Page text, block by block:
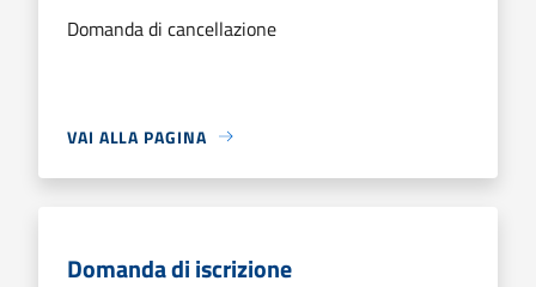
Domanda di cancellazione
VAI ALLA PAGINA
Domanda di iscrizione